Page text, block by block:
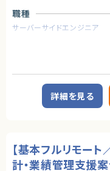
- 初対面の方と柔軟にコミ
株式会社LASSIC
エージェントから
※本業に合わせて柔軟に調
※現在ご参画されている講
ます。
※講座のほとんどが自宅か
①研修のサポート業務
- 受講者からの質問の対応や
を行います。
- グループワークなどを行う
- 自社開発した資料・講義進行
ープワークのファシリテーショ
職種
サーバーサイドエンジニア
教育を軸に人材領域で企業の
これまで15万人以上の受講
してきた企業様です。
企業のDX推進を実現するた
策定、アセスメント・スキル
てきた実績がございます。
詳細を見る
【基本フルリモー
計・業績管理支援